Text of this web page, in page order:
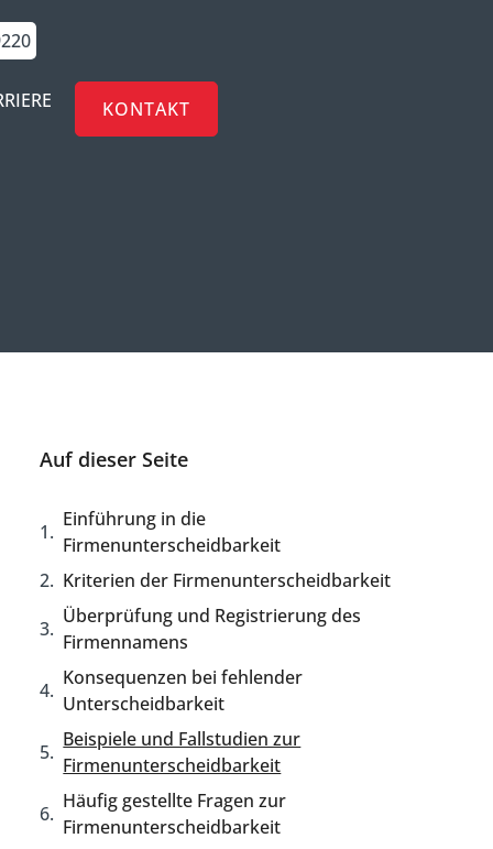
KONTAKT
Auf dieser Seite
Einführung in die
Firmenunterscheidbarkeit
Kriterien der Firmenunterscheidbarkeit
Überprüfung und Registrierung des
Firmennamens
Konsequenzen bei fehlender
Unterscheidbarkeit
Beispiele und Fallstudien zur
Firmenunterscheidbarkeit
Häufig gestellte Fragen zur
Firmenunterscheidbarkeit